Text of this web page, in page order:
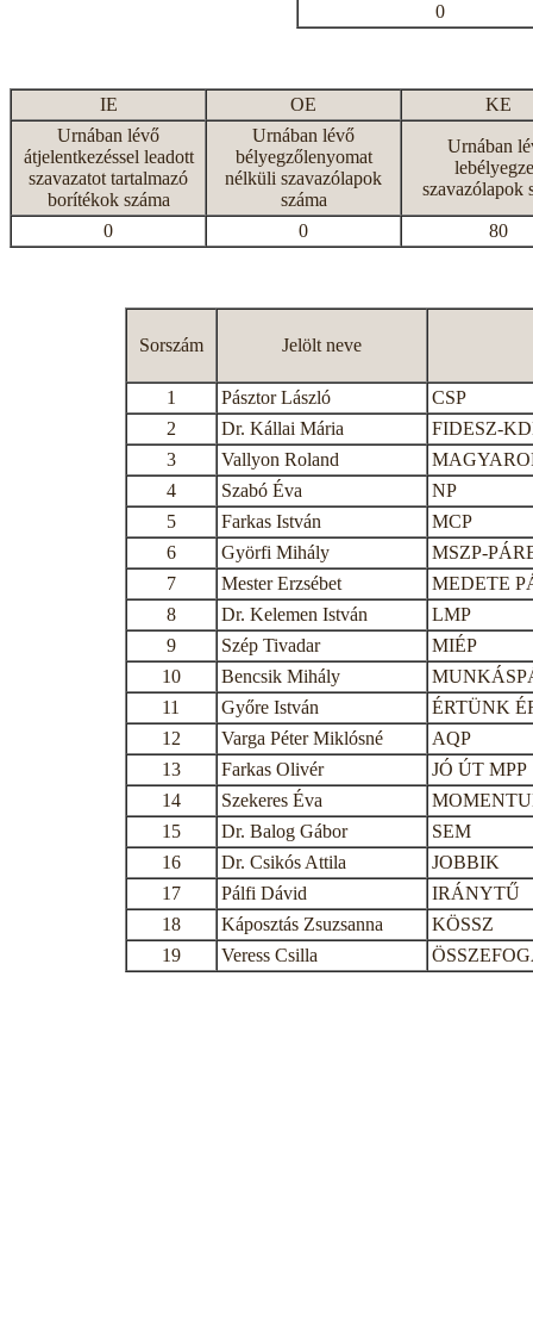
0
IE OE
KE
Urnában lévő
átjelentkezéssel leadott
szavazatot tartalmazó
borítékok száma
Urnában lévő
bélyegzőlenyomat
nélküli szavazólapok
száma
Urnában
szavazólapok
0 0 80
Sorszám Jelölt neve
1 Pásztor László
CSP
2
Dr. Kállai Mária
FIDESZ-
3
Vallyon Roland
4
Szabó Éva
NP
5
Farkas István
MCP
6
Györfi Mihály
MSZP-
7
Mester Erzsébet
MEDETE
8
Dr. Kelemen István
LMP
9
Szép Tivadar
MIÉP
10
Bencsik Mihály
11
Győre István
ÉRTÜNK
12
Varga Péter Miklósné
AQP
13
Farkas Olivér
JÓ ÚT MPP
14
Szekeres Éva
15
Dr. Balog Gábor
SEM
16
Dr. Csikós Attila
JOBBIK
17
Pálfi Dávid
IRÁNYTŰ
18
Káposztás Zsuzsanna
KÖSSZ
19
Veress Csilla